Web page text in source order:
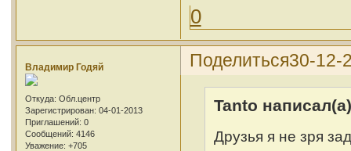
0
Поделиться30-12-
Владимир Годяй
Откуда: Обл.центр
Зарегистрирован: 04-01-2013
Приглашений: 0
Сообщений: 4146
Уважение: +705
Tanto
Друзья я не зря